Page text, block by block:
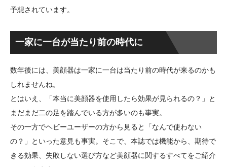
予想されています。
一家に一台が当たり前の時代に
数年後には、美顔器は一家に一台は当たり前の時代が来るのかも
しれませんね。
とはいえ、「本当に美顔器を使用したら効果が見られるの？」と
まだまだ二の足を踏んでいる方が多いのも事実。
その一方でヘビーユーザーの方から見ると「なんで使わない
の？」といった意見も事実。そこで、本誌では機能から、期待で
きる効果、失敗しない選び方など美顔器に関するすべてをご紹介